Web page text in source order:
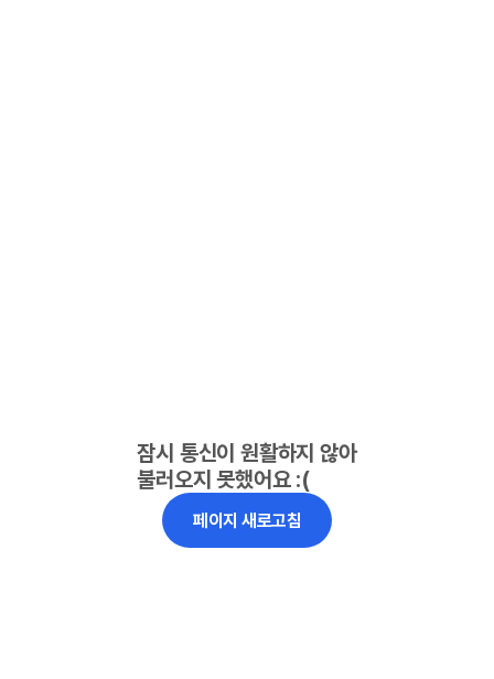
잠시 통신이 원활하지 않아
불러오지 못했어요 :(
페이지 새로고침